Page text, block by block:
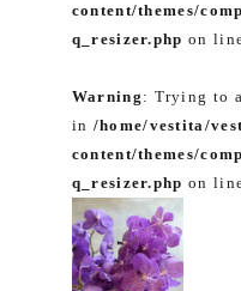
content/themes/
q_resizer.php on
Warning : Trying to
in /home/vestita/
content/themes/
q_resizer.php on